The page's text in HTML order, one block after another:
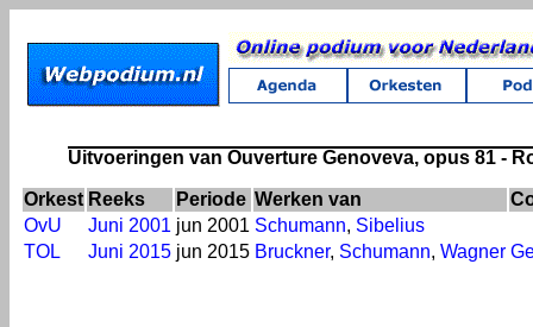
Uitvoeringen van Ouverture Genoveva, opus 81 -
Orkest Reeks Periode Werken van
OvU
Juni 2001 jun 2001 Schumann, Sibelius
TOL
Juni 2015 jun 2015 Bruckner, Schumann, Wagner